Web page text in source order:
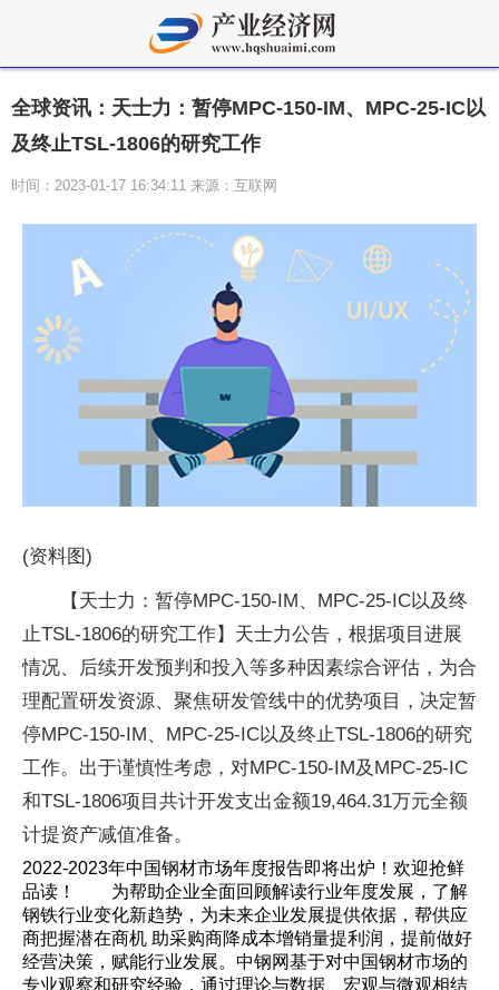
全球资讯：天士力：暂停MPC-150-IM、MPC-25-IC以
及终止TSL-1806的研究工作
时间：2023-01-17 16:34:11 来源：互联网
(资料图)
【天士力：暂停MPC-150-IM、MPC-25-IC以及终
止TSL-1806的研究工作】天士力公告，根据项目进展
情况、后续开发预判和投入等多种因素综合评估，为合
理配置研发资源、聚焦研发管线中的优势项目，决定暂
停MPC-150-IM、MPC-25-IC以及终止TSL-1806的研究
工作。出于谨慎性考虑，对MPC-150-IM及MPC-25-IC
和TSL-1806项目共计开发支出金额19,464.31万元全额
计提资产减值准备。
2022-2023年中国钢材市场年度报告即将出炉！欢迎抢鲜
品读！ 为帮助企业全面回顾解读行业年度发展，了解
钢铁行业变化新趋势，为未来企业发展提供依据，帮供应
商把握潜在商机 助采购商降成本增销量提利润，提前做好
经营决策，赋能行业发展。中钢网基于对中国钢材市场的
专业观察和研究经验，通过理论与数据、宏观与微观相结